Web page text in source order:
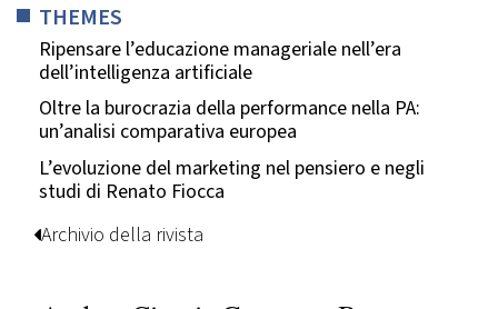
THEMES
Ripensare l’educazione manageriale nell’era
dell’intelligenza artificiale
Oltre la burocrazia della performance nella PA:
un’analisi comparativa europea
L’evoluzione del marketing nel pensiero e negli
studi di Renato Fiocca
Archivio della rivista